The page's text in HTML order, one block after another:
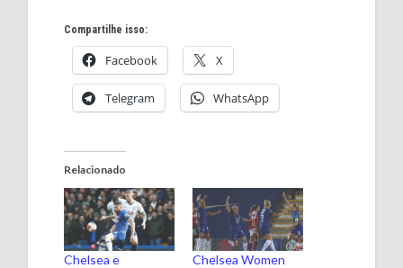
Compartilhe isso:
Facebook X
Telegram WhatsApp
Relacionado
Chelsea e
Chelsea Women